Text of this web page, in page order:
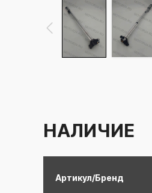
НАЛИЧИЕ
Артикул/Бренд